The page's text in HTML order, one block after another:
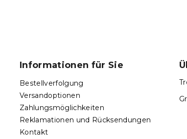
Informationen für Sie
Bestellverfolgung
Versandoptionen
Zahlungsmöglichkeiten
Reklamationen und Rücksendungen
Kontakt